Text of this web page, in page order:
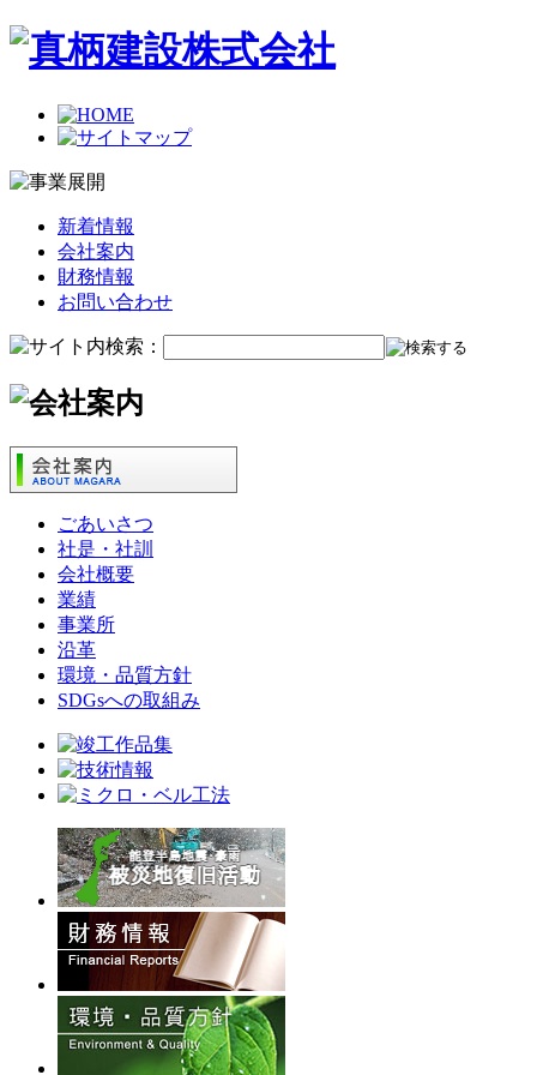
新着情報
会社案内
財務情報
お問い合わせ
ごあいさつ
社是・社訓
会社概要
業績
事業所
沿革
環境・品質方針
SDGsへの取組み